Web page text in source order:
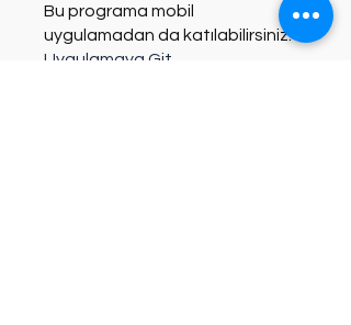
Bu programa mobil
uygulamadan da katılabilirsiniz.
Uygulamaya Git